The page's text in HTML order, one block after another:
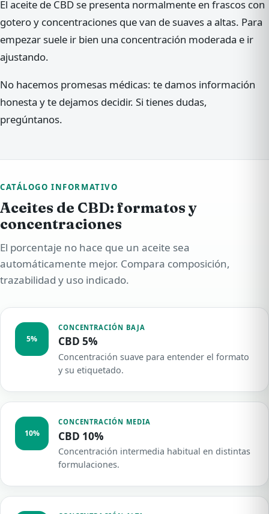
El aceite de CBD se presenta normalmente en frascos con
gotero y concentraciones que van de suaves a altas. Para
empezar suele ir bien una concentración moderada e ir
ajustando.
No hacemos promesas médicas: te damos información
honesta y te dejamos decidir. Si tienes dudas,
pregúntanos.
CATÁLOGO INFORMATIVO
Aceites de CBD: formatos y
concentraciones
El porcentaje no hace que un aceite sea
automáticamente mejor. Compara composición,
trazabilidad y uso indicado.
5%
CONCENTRACIÓN BAJA
CBD 5%
Concentración suave para entender el formato
y su etiquetado.
10%
CONCENTRACIÓN MEDIA
CBD 10%
Concentración intermedia habitual en distintas
formulaciones.